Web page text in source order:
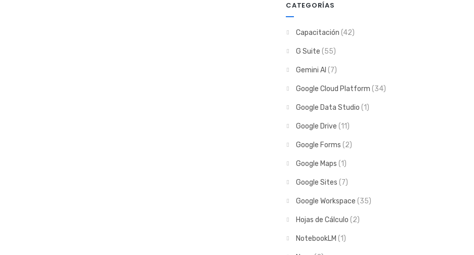
CATEGORÍAS
Capacitación (42)
G Suite (55)
Gemini AI (7)
Google Cloud Platform (34)
Google Data Studio (1)
Google Drive (11)
Google Forms (2)
Google Maps (1)
Google Sites (7)
Google Workspace (35)
Hojas de Cálculo (2)
NotebookLM (1)